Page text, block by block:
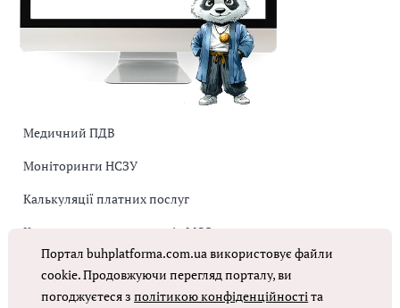
Медичний ПДВ
Моніторинги НСЗУ
Калькуляції платних послуг
Коригувальна накладна від МОЗ
Оплата праці в КНП
Портал buhplatforma.com.ua використовує файли
cookie. Продовжуючи перегляд порталу, ви
погоджуєтеся зполітикою конфіденційностіта